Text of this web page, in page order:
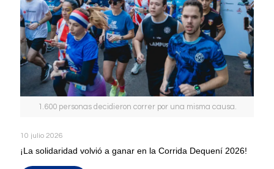
1.600 personas decidieron correr por una misma causa.
10 julio 2026
¡La solidaridad volvió a ganar en la Corrida Dequení 2026!